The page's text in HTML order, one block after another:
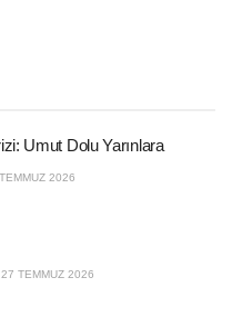
Umut Dolu Yarınlara
2026
27 TEMMUZ 2026